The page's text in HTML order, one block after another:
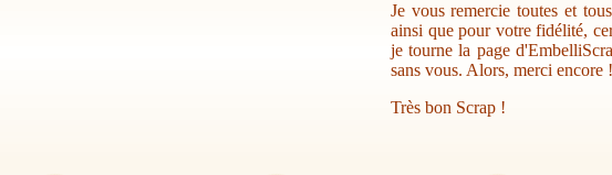
Je vous remercie toutes et
ainsi que pour votre fidélité,
je tourne la page
sans vous. Alors, merci encore
Très bon Scrap !